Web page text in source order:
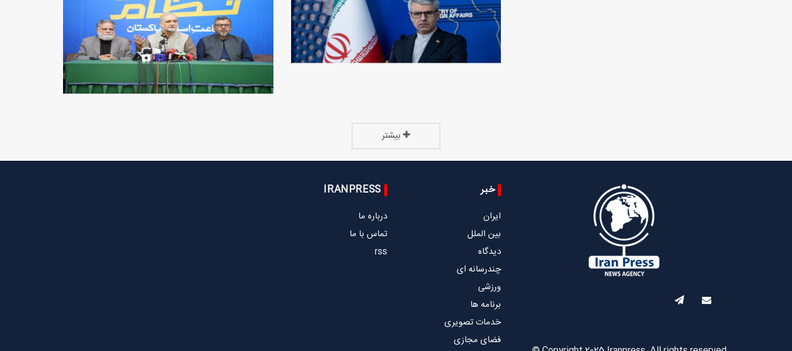
بیشتر
خبر
ایران
بین الملل
دیدگاه
چندرسانه ای
ورزشی
برنامه ها
خدمات تصویری
فضای مجازی
IRANPRESS
درباره ما
تماس با ما
rss